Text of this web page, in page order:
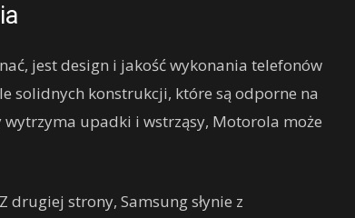
jest design i jakość wykonania telefonów
solidnych konstrukcji, które są odporne na
wytrzyma upadki i wstrząsy, Motorola może
Z drugiej strony, Samsung słynie z